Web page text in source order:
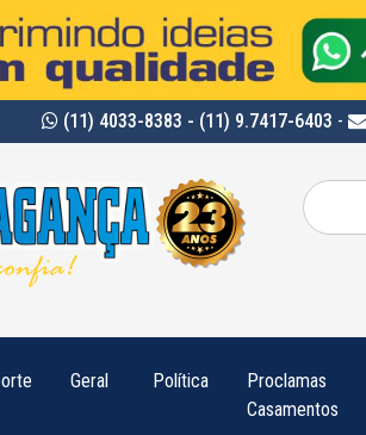
(11) 4033-8383 - (11) 9.7417-6403 -
Pesquisar
por:
Geral Política
Proclamas
Casamentos